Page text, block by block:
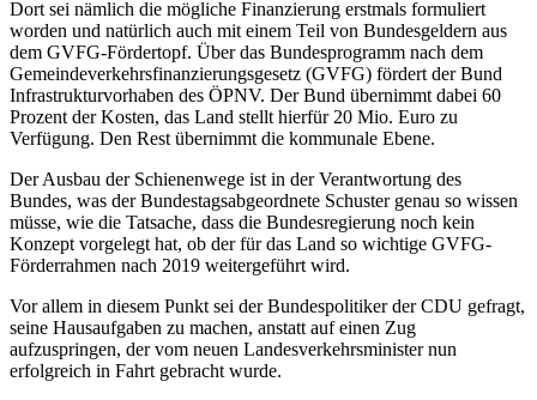
Dort sei nämlich die mögliche Finanzierung erstmals formuliert
worden und natürlich auch mit einem Teil von Bundesgeldern aus
dem GVFG-Fördertopf. Über das Bundesprogramm nach dem
Gemeindeverkehrsfinanzierungsgesetz (GVFG) fördert der Bund
Infrastrukturvorhaben des ÖPNV. Der Bund übernimmt dabei 60
Prozent der Kosten, das Land stellt hierfür 20 Mio. Euro zu
Verfügung. Den Rest übernimmt die kommunale Ebene.
Der Ausbau der Schienenwege ist in der Verantwortung des
Bundes, was der Bundestagsabgeordnete Schuster genau so wissen
müsse, wie die Tatsache, dass die Bundesregierung noch kein
Konzept vorgelegt hat, ob der für das Land so wichtige GVFG-
Förderrahmen nach 2019 weitergeführt wird.
Vor allem in diesem Punkt sei der Bundespolitiker der CDU gefragt,
seine Hausaufgaben zu machen, anstatt auf einen Zug
aufzuspringen, der vom neuen Landesverkehrsminister nun
erfolgreich in Fahrt gebracht wurde.